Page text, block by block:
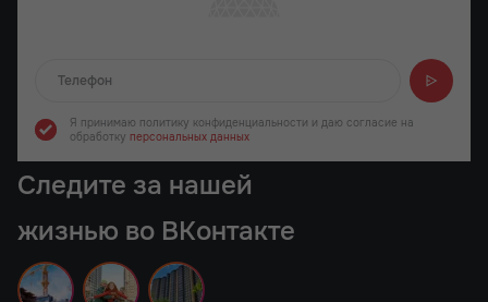
Я принимаю политику конфиденциальности и даю согласие на
обработку персональных данных
Следите за нашей
жизнью во ВКонтакте